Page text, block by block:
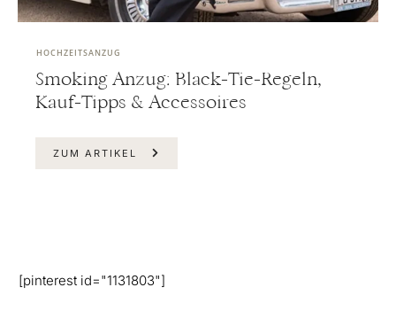
HOCHZEITSANZUG
Smoking Anzug: Black-Tie-Regeln,
Kauf-Tipps & Accessoires
ZUM ARTIKEL
[pinterest id="1131803"]